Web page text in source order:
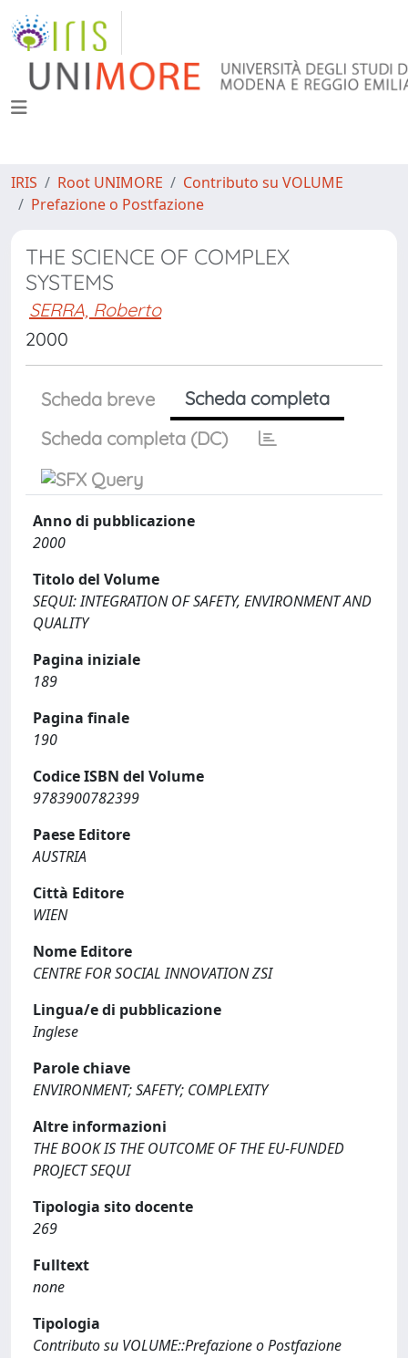
IRIS Root UNIMORE
Contributo su VOLUME
Prefazione o Postfazione
THE SCIENCE OF COMPLEX
SYSTEMS
SERRA, Roberto
2000
Scheda breve
Scheda completa
Scheda completa (DC)
Anno di pubblicazione
2000
Titolo del Volume
SEQUI: INTEGRATION OF SAFETY, ENVIRONMENT AND
QUALITY
Pagina iniziale
189
Pagina finale
190
Codice ISBN del Volume
9783900782399
Paese Editore
AUSTRIA
Città Editore
WIEN
Nome Editore
CENTRE FOR SOCIAL INNOVATION ZSI
Lingua/e di pubblicazione
Inglese
Parole chiave
ENVIRONMENT; SAFETY; COMPLEXITY
Altre informazioni
THE BOOK IS THE OUTCOME OF THE EU-FUNDED
PROJECT SEQUI
Tipologia sito docente
269
Fulltext
none
Tipologia
Contributo su VOLUME::Prefazione o Postfazione